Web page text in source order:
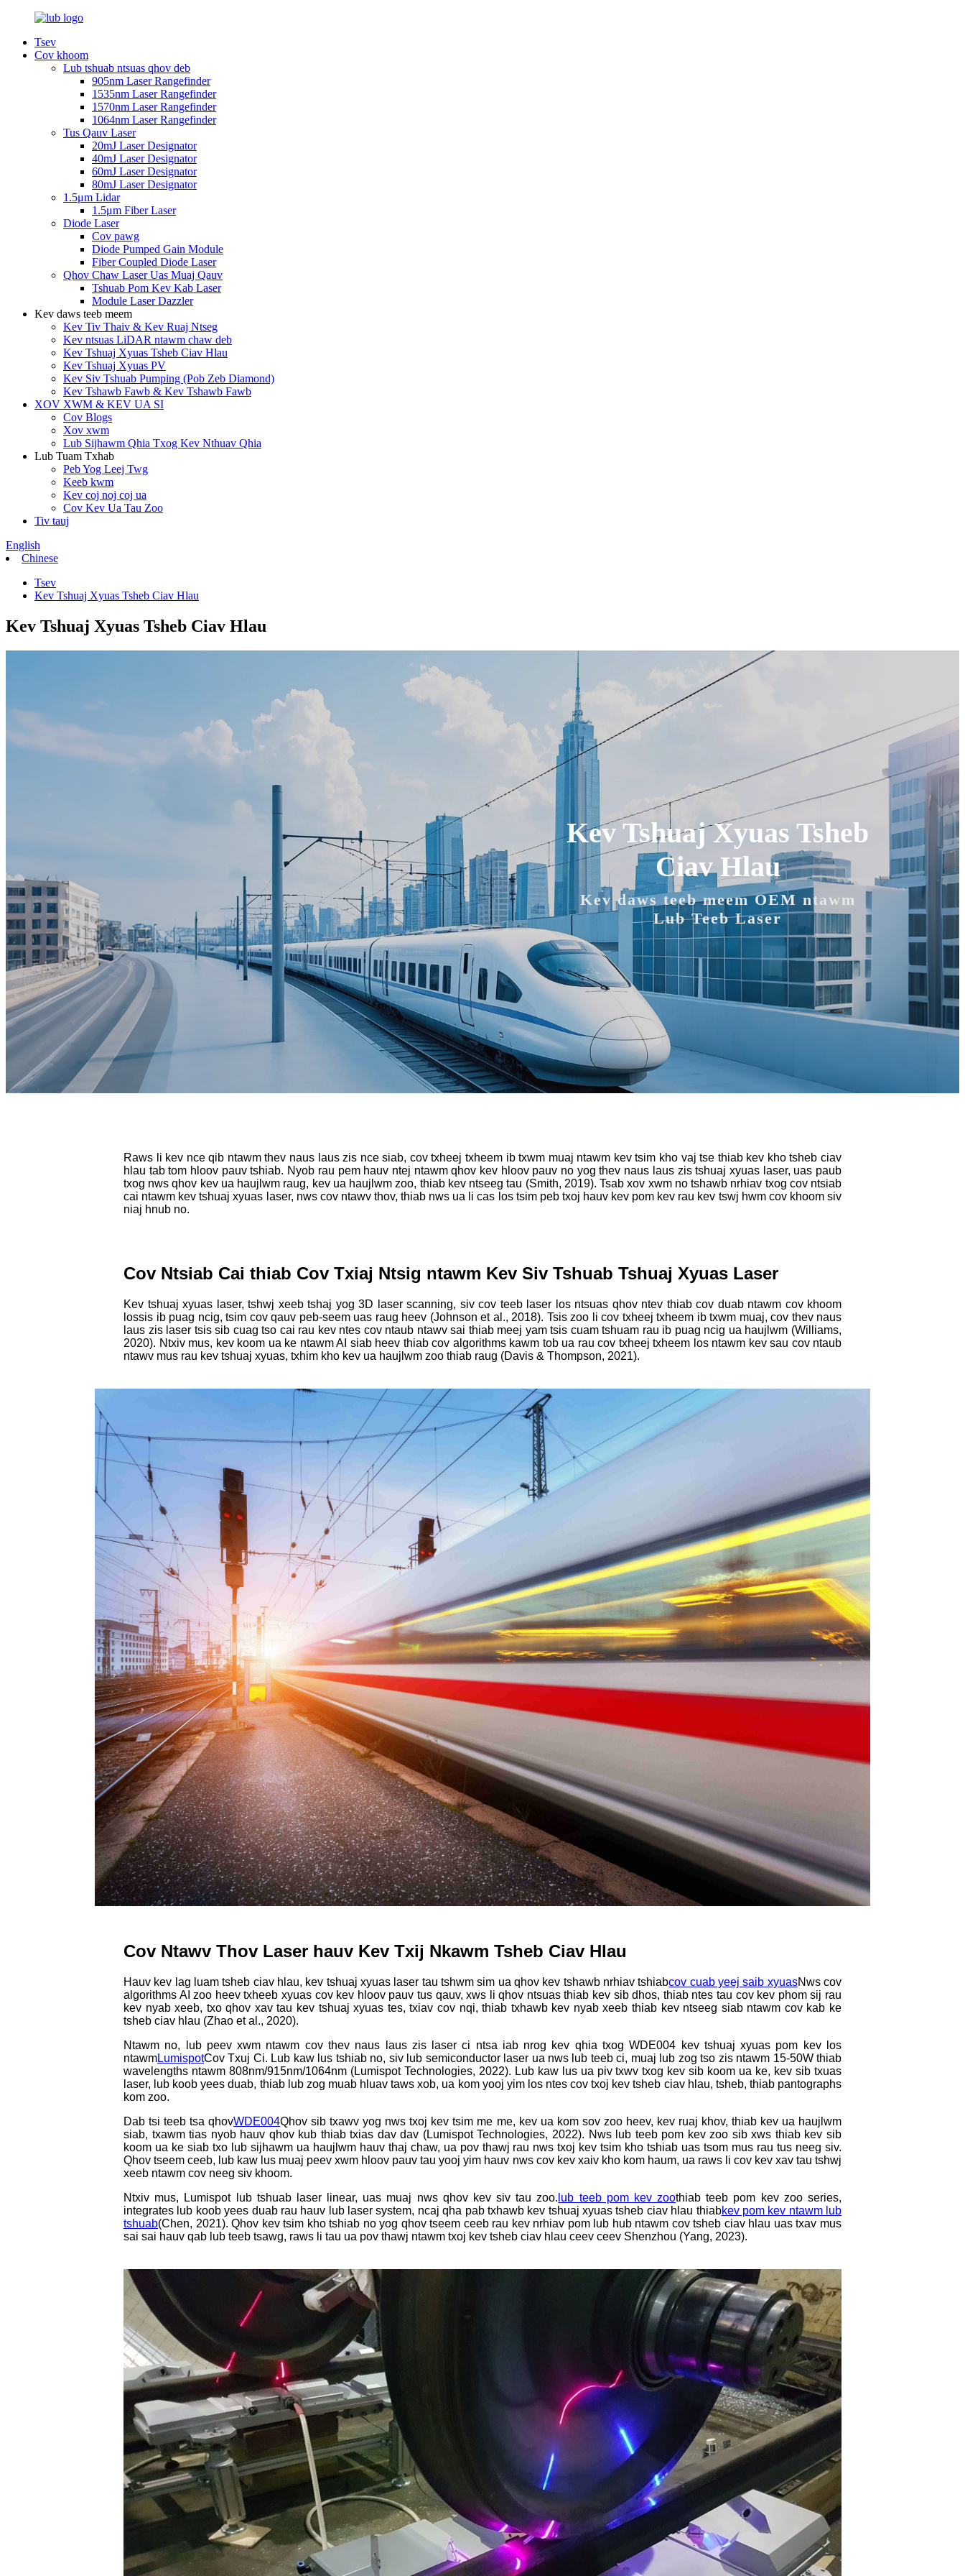
Tsev
Cov khoom
Lub tshuab ntsuas qhov deb
905nm Laser Rangefinder
1535nm Laser Rangefinder
1570nm Laser Rangefinder
1064nm Laser Rangefinder
Tus Qauv Laser
20mJ Laser Designator
40mJ Laser Designator
60mJ Laser Designator
80mJ Laser Designator
1.5μm Lidar
1.5μm Fiber Laser
Diode Laser
Cov pawg
Diode Pumped Gain Module
Fiber Coupled Diode Laser
Qhov Chaw Laser Uas Muaj Qauv
Tshuab Pom Kev Kab Laser
Module Laser Dazzler
Kev daws teeb meem
Kev Tiv Thaiv & Kev Ruaj Ntseg
Kev ntsuas LiDAR ntawm chaw deb
Kev Tshuaj Xyuas Tsheb Ciav Hlau
Kev Tshuaj Xyuas PV
Kev Siv Tshuab Pumping (Pob Zeb Diamond)
Kev Tshawb Fawb & Kev Tshawb Fawb
XOV XWM & KEV UA SI
Cov Blogs
Xov xwm
Lub Sijhawm Qhia Txog Kev Nthuav Qhia
Lub Tuam Txhab
Peb Yog Leej Twg
Keeb kwm
Kev coj noj coj ua
Cov Kev Ua Tau Zoo
Tiv tauj
English
Chinese
Tsev
Kev Tshuaj Xyuas Tsheb Ciav Hlau
Kev Tshuaj Xyuas Tsheb Ciav Hlau
Kev Tshuaj Xyuas Tsheb
Ciav Hlau
Kev daws teeb meem OEM ntawm
Lub Teeb Laser
Raws li kev nce qib ntawm thev naus laus zis nce siab, cov txheej txheem ib txwm muaj ntawm kev tsim kho vaj tse thiab kev kho tsheb ciav
hlau tab tom hloov pauv tshiab. Nyob rau pem hauv ntej ntawm qhov kev hloov pauv no yog thev naus laus zis tshuaj xyuas laser, uas paub
txog nws qhov kev ua haujlwm raug, kev ua haujlwm zoo, thiab kev ntseeg tau (Smith, 2019). Tsab xov xwm no tshawb nrhiav txog cov ntsiab
cai ntawm kev tshuaj xyuas laser, nws cov ntawv thov, thiab nws ua li cas los tsim peb txoj hauv kev pom kev rau kev tswj hwm cov khoom siv
niaj hnub no.
Cov Ntsiab Cai thiab Cov Txiaj Ntsig ntawm Kev Siv Tshuab Tshuaj Xyuas Laser
Kev tshuaj xyuas laser, tshwj xeeb tshaj yog 3D laser scanning, siv cov teeb laser los ntsuas qhov ntev thiab cov duab ntawm cov khoom
lossis ib puag ncig, tsim cov qauv peb-seem uas raug heev (Johnson et al., 2018). Tsis zoo li cov txheej txheem ib txwm muaj, cov thev naus
laus zis laser tsis sib cuag tso cai rau kev ntes cov ntaub ntawv sai thiab meej yam tsis cuam tshuam rau ib puag ncig ua haujlwm (Williams,
2020). Ntxiv mus, kev koom ua ke ntawm AI siab heev thiab cov algorithms kawm tob ua rau cov txheej txheem los ntawm kev sau cov ntaub
ntawv mus rau kev tshuaj xyuas, txhim kho kev ua haujlwm zoo thiab raug (Davis & Thompson, 2021).
Cov Ntawv Thov Laser hauv Kev Txij Nkawm Tsheb Ciav Hlau
Hauv kev lag luam tsheb ciav hlau, kev tshuaj xyuas laser tau tshwm sim ua qhov kev tshawb nrhiav tshiabcov cuab yeej saib xyuasNws cov
algorithms AI zoo heev txheeb xyuas cov kev hloov pauv tus qauv, xws li qhov ntsuas thiab kev sib dhos, thiab ntes tau cov kev phom sij rau
kev nyab xeeb, txo qhov xav tau kev tshuaj xyuas tes, txiav cov nqi, thiab txhawb kev nyab xeeb thiab kev ntseeg siab ntawm cov kab ke
tsheb ciav hlau (Zhao et al., 2020).
Ntawm no, lub peev xwm ntawm cov thev naus laus zis laser ci ntsa iab nrog kev qhia txog WDE004 kev tshuaj xyuas pom kev los
ntawmLumispotCov Txuj Ci. Lub kaw lus tshiab no, siv lub semiconductor laser ua nws lub teeb ci, muaj lub zog tso zis ntawm 15-50W thiab
wavelengths ntawm 808nm/915nm/1064nm (Lumispot Technologies, 2022). Lub kaw lus ua piv txwv txog kev sib koom ua ke, kev sib txuas
laser, lub koob yees duab, thiab lub zog muab hluav taws xob, ua kom yooj yim los ntes cov txoj kev tsheb ciav hlau, tsheb, thiab pantographs
kom zoo.
Dab tsi teeb tsa qhovWDE004Qhov sib txawv yog nws txoj kev tsim me me, kev ua kom sov zoo heev, kev ruaj khov, thiab kev ua haujlwm
siab, txawm tias nyob hauv qhov kub thiab txias dav dav (Lumispot Technologies, 2022). Nws lub teeb pom kev zoo sib xws thiab kev sib
koom ua ke siab txo lub sijhawm ua haujlwm hauv thaj chaw, ua pov thawj rau nws txoj kev tsim kho tshiab uas tsom mus rau tus neeg siv.
Qhov tseem ceeb, lub kaw lus muaj peev xwm hloov pauv tau yooj yim hauv nws cov kev xaiv kho kom haum, ua raws li cov kev xav tau tshwj
xeeb ntawm cov neeg siv khoom.
Ntxiv mus, Lumispot lub tshuab laser linear, uas muaj nws qhov kev siv tau zoo. lub teeb pom kev zoothiab teeb pom kev zoo series,
integrates lub koob yees duab rau hauv lub laser system, ncaj qha pab txhawb kev tshuaj xyuas tsheb ciav hlau thiabkev pom kev ntawm lub
tshuab(Chen, 2021). Qhov kev tsim kho tshiab no yog qhov tseem ceeb rau kev nrhiav pom lub hub ntawm cov tsheb ciav hlau uas txav mus
sai sai hauv qab lub teeb tsawg, raws li tau ua pov thawj ntawm txoj kev tsheb ciav hlau ceev ceev Shenzhou (Yang, 2023).